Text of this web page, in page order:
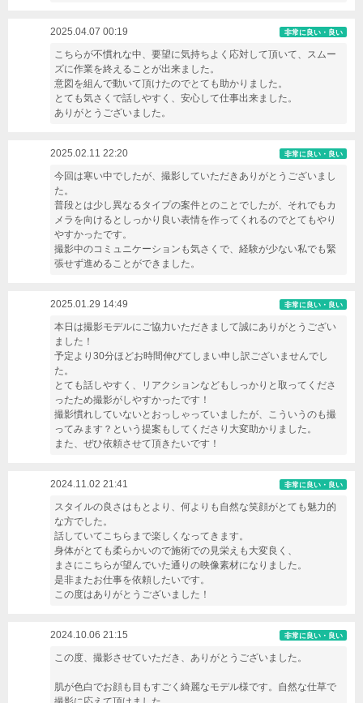
2025.04.07 00:19 非常に良い・良い
こちらが不慣れな中、要望に気持ちよく応対して頂いて、スムー
ズに作業を終えることが出来ました。
意図を組んで動いて頂けたのでとても助かりました。
とても気さくで話しやすく、安心して仕事出来ました。
ありがとうございました。
2025.02.11 22:20 非常に良い・良い
今回は寒い中でしたが、撮影していただきありがとうございまし
た。
普段とは少し異なるタイプの案件とのことでしたが、それでもカ
メラを向けるとしっかり良い表情を作ってくれるのでとてもやり
やすかったです。
撮影中のコミュニケーションも気さくで、経験が少ない私でも緊
張せず進めることができました。
2025.01.29 14:49 非常に良い・良い
本日は撮影モデルにご協力いただきまして誠にありがとうござい
ました！
予定より30分ほどお時間伸びてしまい申し訳ございませんでし
た。
とても話しやすく、リアクションなどもしっかりと取ってくださ
ったため撮影がしやすかったです！
撮影慣れしていないとおっしゃっていましたが、こういうのも撮
ってみます？という提案もしてくださり大変助かりました。
また、ぜひ依頼させて頂きたいです！
2024.11.02 21:41 非常に良い・良い
スタイルの良さはもとより、何よりも自然な笑顔がとても魅力的
な方でした。
話していてこちらまで楽しくなってきます。
身体がとても柔らかいので施術での見栄えも大変良く、
まさにこちらが望んでいた通りの映像素材になりました。
是非またお仕事を依頼したいです。
この度はありがとうございました！
2024.10.06 21:15 非常に良い・良い
この度、撮影させていただき、ありがとうございました。
肌が色白でお顔も目もすごく綺麗なモデル様です。自然な仕草で